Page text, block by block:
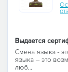
Выдается
Смена языка -
языка – это
люб...